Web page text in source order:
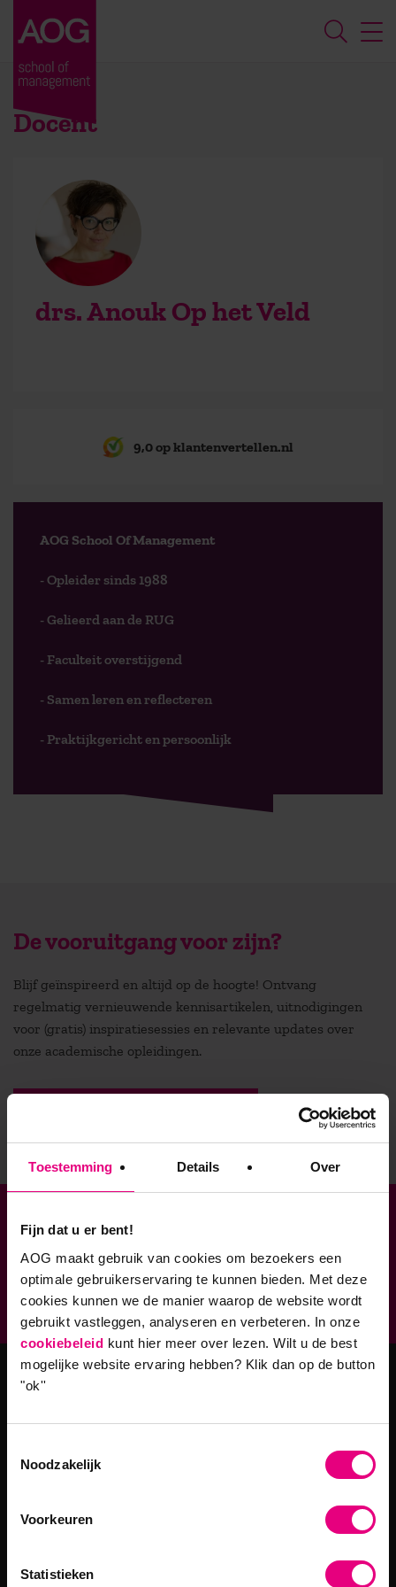
Toestemming Details Over
Fijn dat u er bent!
AOG maakt gebruik van cookies om bezoekers een
optimale gebruikerservaring te kunnen bieden. Met deze
cookies kunnen we de manier waarop de website wordt
gebruikt vastleggen, analyseren en verbeteren. In onze
cookiebeleid kunt hier meer over lezen. Wilt u de best
mogelijke website ervaring hebben? Klik dan op de button
"ok''
Noodzakelijk
Voorkeuren
Statistieken
Docent
drs. Anouk Op het Veld
9,0 op klantenvertellen.nl
AOG School Of Management
- Opleider sinds 1988
- Gelieerd aan de RUG
- Faculteit overstijgend
- Samen leren en reflecteren
- Praktijkgericht en persoonlijk
De vooruitgang voor zijn?
Blijf geïnspireerd en altijd op de hoogte! Ontvang
regelmatig vernieuwende kennisartikelen, uitnodigingen
voor (gratis) inspiratiesessies en relevante updates over
onze academische opleidingen.
Verbonden aan
Geaccrediteerde opleidingen
9,0 op klantenvertellen.nl
MBA Innovatie & Leiderschap
Programma's
Leiderschap in een Digitale Wereld